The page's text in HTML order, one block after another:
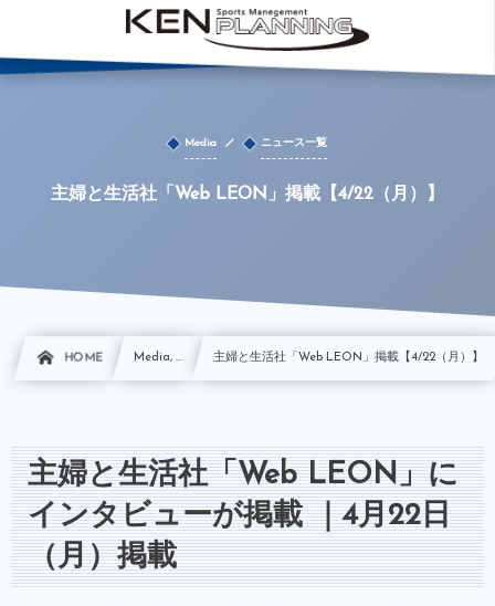
Media ニュース一覧
主婦と生活社「Web LEON」掲載【4/22（月）】
HOME Media, … 主婦と生活社「Web LEON」掲載【4/22（月）】
主婦と生活社「Web LEON」に
インタビューが掲載 ｜4月22日
（月）掲載